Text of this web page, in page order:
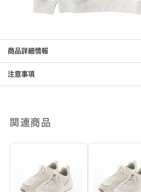
商品詳細情報
注意事項
関連商品